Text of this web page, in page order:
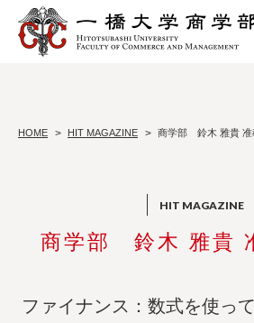
HOME HIT MAGAZINE 商学部 鈴木 雅貴 准
商学部 鈴木 雅貴
ファイナンス：数式を使っ